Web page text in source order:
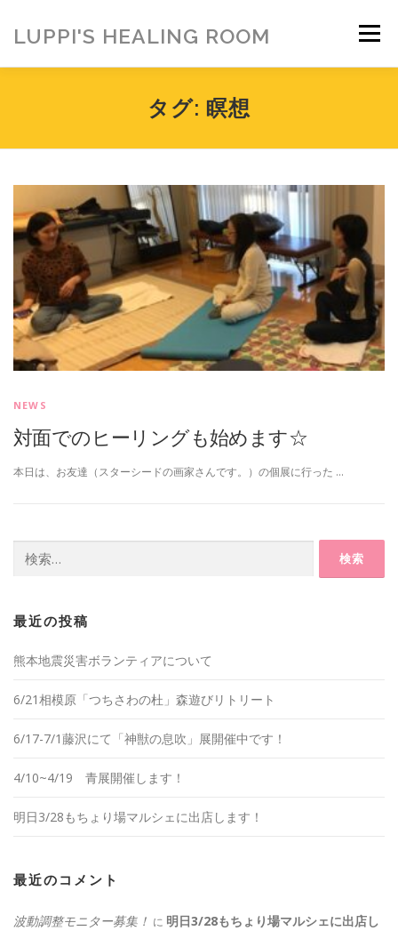
ッ
LUPPI'S HEALING ROOM メニュー
MENU お客様の声
アメブロ お問い合わせ ご寄付のお願い
タグ: 瞑想
NEWS
対面でのヒーリングも始めます☆
本日は、お友達（スターシードの画家さんです。）の個展に行った …
索:
最近の投稿
熊本地震災害ボランティアについて
6/21相模原「つちさわの杜」森遊びリトリート
6/17-7/1藤沢にて「神獣の息吹」展開催中です！
4/10~4/19 青展開催します！
明日3/28もちょり場マルシェに出店します！
最近のコメント
波動調整モニター募集！ に 明日3/28もちょり場マルシェに出店し